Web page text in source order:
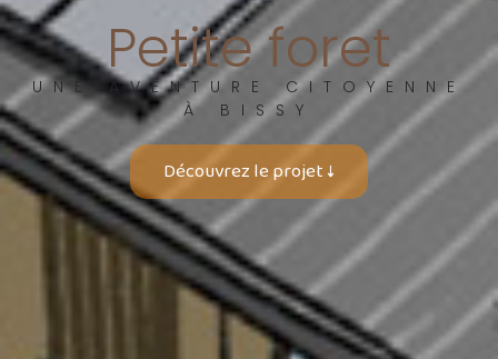
Petite foret
UNE AVENTURE CITOYENNE
À BISSY
Découvrez le projet ↓